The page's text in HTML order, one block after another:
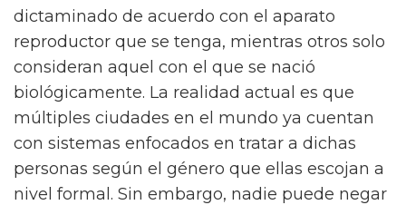
dictaminado de acuerdo con el aparato
reproductor que se tenga, mientras otros solo
consideran aquel con el que se nació
biológicamente. La realidad actual es que
múltiples ciudades en el mundo ya cuentan
con sistemas enfocados en tratar a dichas
personas según el género que ellas escojan a
nivel formal. Sin embargo, nadie puede negar